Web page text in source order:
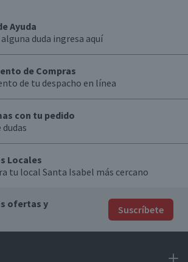
Ayuda
duda ingresa aquí
de Compras
de tu despacho en línea
con tu pedido
dudas
Locales
tu local Santa Isabel más cercano
ofertas y
Suscríbete